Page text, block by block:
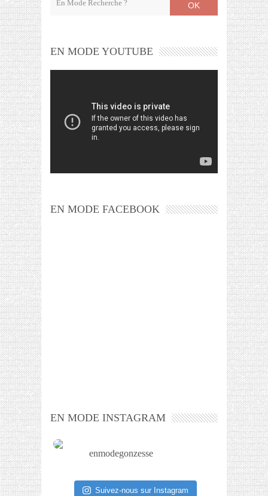
OK
EN MODE YOUTUBE
EN MODE FACEBOOK
EN MODE INSTAGRAM
enmodegonzesse
Suivez-nous sur Instagram